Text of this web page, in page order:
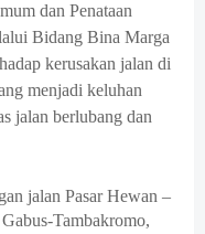
dan Penataan
Bidang Bina Marga
kerusakan jalan di
menjadi keluhan
jalan berlubang dan
jalan Pasar Hewan –
Tambakromo,